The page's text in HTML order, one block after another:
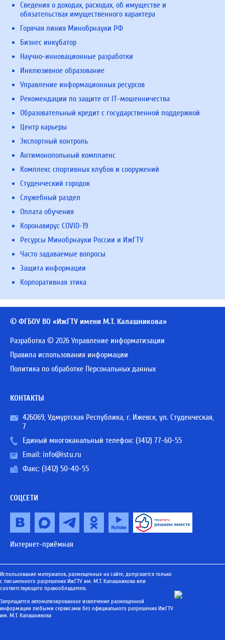
Сведения о доходах, расходах, об имуществе и
обязательствах имущественного характера
Горячая линия Минобрнауки РФ
Бизнес инкубатор
Научно-инновационные разработки
Инклюзивное образование
Управление информационных ресурсов
Рекомендации по защите от IT-мошенничества
Образовательный кредит с государственной поддержкой
Центр карьеры
Экспортный контроль
Антимонопольный комплаенс
Комплекс спортивных клубов и сооружений
Студенческий городок
Служебный раздел
Оплата обучения
Коронавирус COVID-19
Ресурсы Минобрнауки России и ИжГТУ
Часто задаваемые вопросы
Защита информации
Корпоративная этика
© ФГБОУ ВО «ИжГТУ имени М.Т. Калашникова»
Разработка © 2026 Управление информатизации
Правила использования информации
Политика по обработке Персональных данных
КОНТАКТЫ
426069, Удмуртская Республика, г. Ижевск, ул. Студенческая,
7
Единый многоканальный телефон: (3412) 77-60-55
Email: info@istu.ru
Факс: (3412) 50-40-55
СОЦСЕТИ
Интернет-приёмная
Использование материалов, размещенных на сайте, допускается только
с письменного разрешения ИжГТУ им. М.Т. Калашникова или
соответствующего правообладателя.
Запрещается автоматизированное извлечение размещенной
информации любыми сервисами без официального разрешения ИжГТУ
им. М.Т. Калашникова